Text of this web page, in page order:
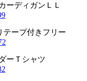
ーディガンＬＬ
テープ付きフリー
ーＴシャツ